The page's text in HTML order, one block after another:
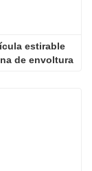
estirable
de envoltura